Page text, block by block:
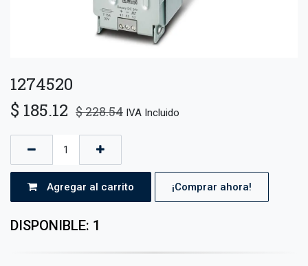
1274520
$ 185.12 $228.54 IVA Incluido
Agregar al carrito ¡Comprar ahora!
DISPONIBLE: 1